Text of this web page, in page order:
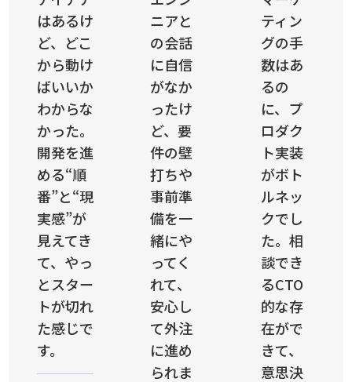
はあるけ
ど、どこ
から動け
ばいいか
わからな
かった。
開発を進
める“順
番”と“現
実感”が
見えてき
て、やっ
とスター
トが切れ
た感じで
す。
ニアと
の会話
に自信
がなか
ったけ
ど、要
件の壁
打ちや
事前準
備を一
緒にや
ってく
れて、
安心し
て外注
に進め
られま
ティン
グの手
数はあ
るの
に、プ
ロダク
ト実装
がボト
ルネッ
クでし
た。相
談でき
るCTO
的な存
在がで
きて、
意思決